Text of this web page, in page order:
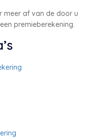
meer af van de door u
premieberekening.